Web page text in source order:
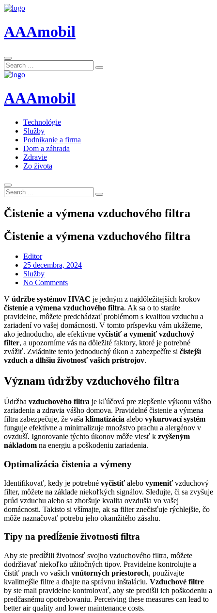
AAAmobil
Search
for:
Search
AAAmobil
Technológie
Služby
Podnikanie a firma
Dom a záhrada
Zdravie
Zo života
Search
for:
Search
Čistenie a výmena vzduchového filtra
Čistenie a výmena vzduchového filtra
Editor
Posted
on
25 decembra, 2024
Služby
No Comments
V údržbe systémov HVAC je jedným z najdôležitejších krokov
čistenie a výmena vzduchového filtra. Ak sa o to staráte
pravidelne, môžete predchádzať problémom s kvalitou vzduchu a
zariadení vo vašej domácnosti. V tomto príspevku vám ukážeme,
ako jednoducho, ale efektívne vyčistiť a vymeniť vzduchový
filter, a upozorníme vás na dôležité faktory, ktoré je potrebné
zvážiť. Zvládnite tento jednoduchý úkon a zabezpečíte si čistejší
vzduch a dlhšiu životnosť vašich prístrojov.
Význam údržby vzduchového filtra
Údržba vzduchového filtra je kľúčová pre zlepšenie výkonu vášho
zariadenia a zdravia vášho domova. Pravidelné čistenie a výmena
filtra zabezpečuje, že vaša klimatizácia alebo vykurovací systém
funguje efektívne a minimalizuje množstvo prachu a alergénov v
ovzduší. Ignorovanie týchto úkonov môže viesť k zvýšeným
nákladom na energiu a poškodeniu zariadenia.
Optimalizácia čistenia a výmeny
Identifikovať, kedy je potrebné vyčistiťalebo vymeniťvzduchový
filter, môžete na základe niekoľkých signálov. Sledujte, či sa zvyšuje
prúd vzduchu alebo sa zhoršuje kvalita ovzdušia vo vašej
domácnosti. Takisto si všímajte, ak sa filter znečisťuje rýchlejšie, čo
môže naznačovať potrebu jeho okamžitého zásahu.
Tipy na predĺženie životnosti filtra
Aby ste predĺžili životnosť svojho vzduchového filtra, môžete
dodržiavať niekoľko užitočných tipov. Pravidelne kontrolujte a
čistíť prach vo vašich vnútorných priestoroch, používajte
kvalitnejšie filtre a dbajte na správnu inštaláciu. Vzduchové filtre
by ste mali pravidelne kontrolovať, aby ste predišli ich poškodeniu a
predčasnému opotrebovaniu. Perceiving these measures can lead to
better air quality and lower maintenance costs.